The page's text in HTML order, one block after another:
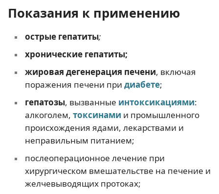
Показания к применению
острые гепатиты;
хронические гепатиты;
жировая дегенерация печени, включая
поражения печени при диабете;
гепатозы, вызванные интоксикациями:
алкоголем, токсинами и промышленного
происхождения ядами, лекарствами и
неправильным питанием;
послеоперационное лечение при
хирургическом вмешательстве на печение и
желчевыводящих протоках;